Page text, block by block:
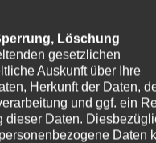
Löschung
gesetzlichen
Auskunft über Ihre
Herkunft der Daten,
und ggf. ein
dieser Daten.
Daten